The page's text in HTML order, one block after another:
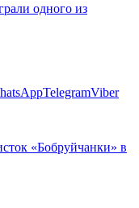
одного из
TelegramViber
«Бобруйчанки» в